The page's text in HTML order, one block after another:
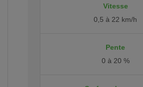
Vitesse
0,5 à 22 km/h
Pente
0 à 20 %